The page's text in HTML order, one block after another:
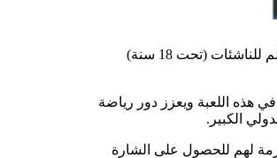
أعلن رئيس نادي الألعاب الشتوية فهيد العجمي اختيار الاتحاد الدولي لهوكي الجليد (IIHF) الكويتية شوق الهندال للمشاركة في تحكيم وإدارة مباريات كأس العالم للناشئات (تحت 18 سنة)
في هذه اللعبة ويعزز دور رياضة
الكبير.
لهم للحصول على الشارة